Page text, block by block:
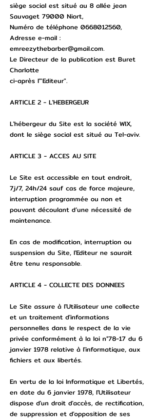
siège social est situé au 8 allée jean
Sauvaget 79000 Niort,
Numéro de téléphone 0668012560,
Adresse e-mail :
emreezythebarber@gmail.com.
Le Directeur de la publication est Buret
Charlotte
ci-après l'"Editeur".
ARTICLE 2 - L'HEBERGEUR
L'hébergeur du Site est la société WIX,
dont le siège social est situé au Tel-aviv.
ARTICLE 3 - ACCES AU SITE
Le Site est accessible en tout endroit,
7j/7, 24h/24 sauf cas de force majeure,
interruption programmée ou non et
pouvant découlant d’une nécessité de
maintenance.
En cas de modification, interruption ou
suspension du Site, l'Editeur ne saurait
être tenu responsable.
ARTICLE 4 - COLLECTE DES DONNEES
Le Site assure à l'Utilisateur une collecte
et un traitement d'informations
personnelles dans le respect de la vie
privée conformément à la loi n°78-17 du 6
janvier 1978 relative à l'informatique, aux
fichiers et aux libertés.
En vertu de la loi Informatique et Libertés,
en date du 6 janvier 1978, l'Utilisateur
dispose d'un droit d'accès, de rectification,
de suppression et d'opposition de ses